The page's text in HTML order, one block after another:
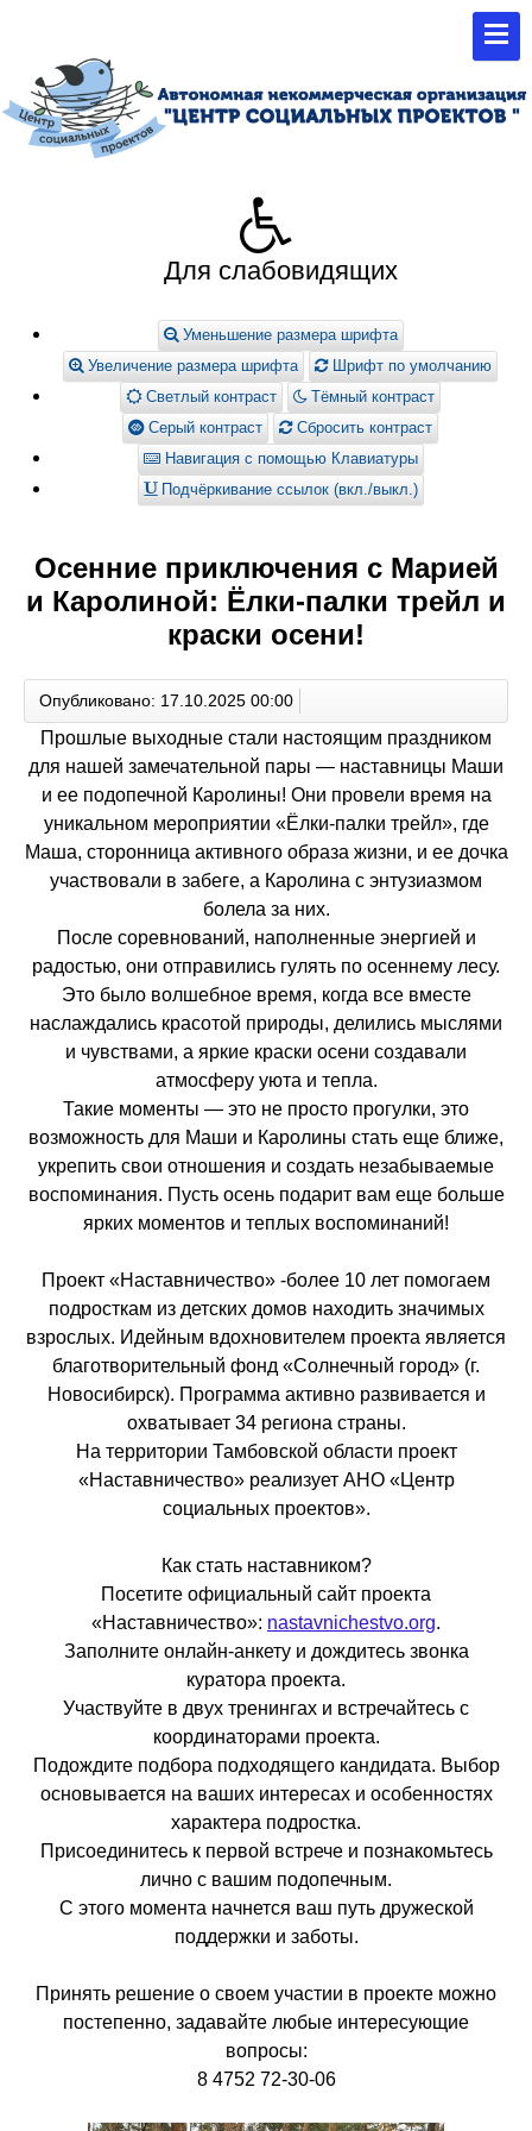
Для слабовидящих
Уменьшение размера шрифта
Увеличение размера шрифта
Шрифт по умолчанию
Светлый контраст
Тёмный контраст
Серый контраст
Сбросить контраст
Навигация с помощью Клавиатуры
Подчёркивание ссылок (вкл./выкл.)
Осенние приключения с Марией
и Каролиной: Ёлки-палки трейл и
краски осени!
Опубликовано: 17.10.2025 00:00
Прошлые выходные стали настоящим праздником
для нашей замечательной пары — наставницы Маши
и ее подопечной Каролины! Они провели время на
уникальном мероприятии «Ёлки-палки трейл», где
Маша, сторонница активного образа жизни, и ее дочка
участвовали в забеге, а Каролина с энтузиазмом
болела за них.
После соревнований, наполненные энергией и
радостью, они отправились гулять по осеннему лесу.
Это было волшебное время, когда все вместе
наслаждались красотой природы, делились мыслями
и чувствами, а яркие краски осени создавали
атмосферу уюта и тепла.
Такие моменты — это не просто прогулки, это
возможность для Маши и Каролины стать еще ближе,
укрепить свои отношения и создать незабываемые
воспоминания. Пусть осень подарит вам еще больше
ярких моментов и теплых воспоминаний!
Проект «Наставничество» -более 10 лет помогаем
подросткам из детских домов находить значимых
взрослых. Идейным вдохновителем проекта является
благотворительный фонд «Солнечный город» (г.
Новосибирск). Программа активно развивается и
охватывает 34 региона страны.
На территории Тамбовской области проект
«Наставничество» реализует АНО «Центр
социальных проектов».
Как стать наставником?
Посетите официальный сайт проекта
«Наставничество»: nastavnichestvo.org.
Заполните онлайн-анкету и дождитесь звонка
куратора проекта.
Участвуйте в двух тренингах и встречайтесь с
координаторами проекта.
Подождите подбора подходящего кандидата. Выбор
основывается на ваших интересах и особенностях
характера подростка.
Присоединитесь к первой встрече и познакомьтесь
лично с вашим подопечным.
С этого момента начнется ваш путь дружеской
поддержки и заботы.
Принять решение о своем участии в проекте можно
постепенно, задавайте любые интересующие
вопросы:
8 4752 72-30-06